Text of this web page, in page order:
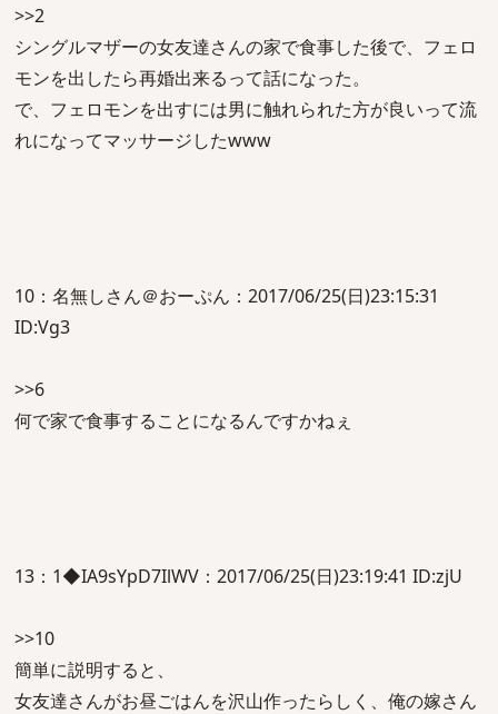
>>2
シングルマザーの女友達さんの家で食事した後で、フェロ
モンを出したら再婚出来るって話になった。
で、フェロモンを出すには男に触れられた方が良いって流
れになってマッサージしたwww
10：名無しさん＠おーぷん：2017/06/25(日)23:15:31
ID:Vg3
>>6
何で家で食事することになるんですかねぇ
13：1◆IA9sYpD7IlWV：2017/06/25(日)23:19:41 ID:zjU
>>10
簡単に説明すると、
女友達さんがお昼ごはんを沢山作ったらしく、俺の嫁さん